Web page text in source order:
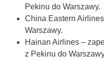
Pekinu do Warszawy.
China Eastern
Warszawy.
Hainan Airlines –
z Pekinu do